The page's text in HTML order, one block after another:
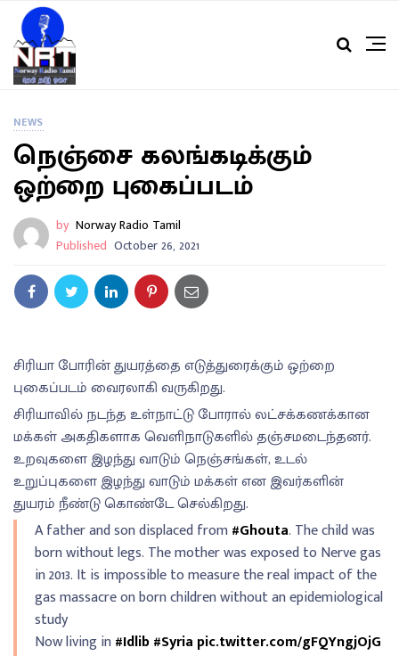
NEWS
நெஞ்சை கலங்கடிக்கும்
ஒற்றை புகைப்படம்
by Norway Radio Tamil
Published October 26, 2021
சிரியா போரின் துயரத்தை எடுத்துரைக்கும் ஒற்றை
புகைப்படம் வைரலாகி வருகிறது.
சிரியாவில் நடந்த உள்நாட்டு போரால் லட்சக்கணக்கான
மக்கள் அகதிகளாக வெளிநாடுகளில் தஞ்சமடைந்தனர்.
உறவுகளை இழந்து வாடும் நெஞ்சங்கள், உடல்
உறுப்புகளை இழந்து வாடும் மக்கள் என இவர்களின்
துயரம் நீண்டு கொண்டே செல்கிறது.
A father and son displaced from#Ghouta. The child was
born without legs. The mother was exposed to Nerve gas
in 2013. It is impossible to measure the real impact of the
gas massacre on born children without an epidemiological
study
Now living in#Idlib#Syria pic.twitter.com/gFQYngjOjG